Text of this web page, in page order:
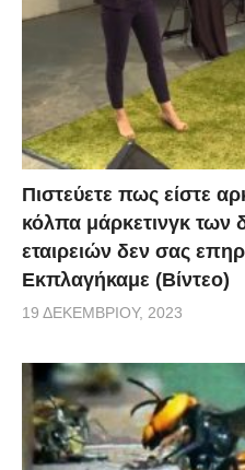
Πιστεύετε πως είστε
κόλπα μάρκετινγκ των
εταιρειών δεν σας
Εκπλαγήκαμε (Βίντεο)
19 ΔΕΚΕΜΒΡΊΟΥ, 2023